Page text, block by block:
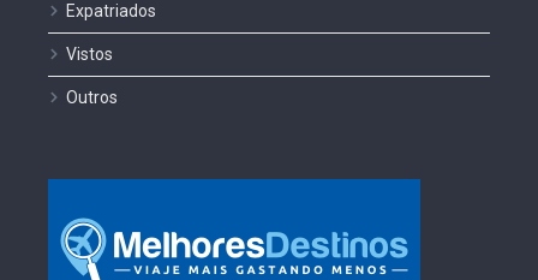
Expatriados
Vistos
Outros